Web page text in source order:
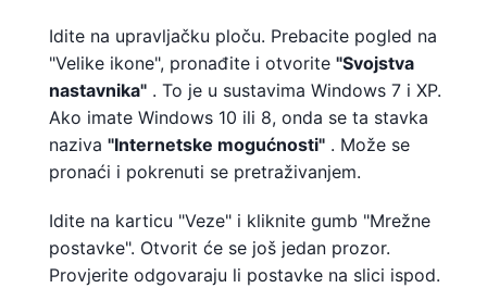
Idite na upravljačku ploču. Prebacite pogled na
"Velike ikone", pronađite i otvorite "Svojstva
nastavnika" . To je u sustavima Windows 7 i XP.
Ako imate Windows 10 ili 8, onda se ta stavka
naziva "Internetske mogućnosti" . Može se
pronaći i pokrenuti se pretraživanjem.
Idite na karticu "Veze" i kliknite gumb "Mrežne
postavke". Otvorit će se još jedan prozor.
Provjerite odgovaraju li postavke na slici ispod.